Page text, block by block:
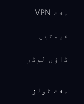
مفت VPN
قیمتیں
ڈاؤن لوڈز
مفت ٹولز